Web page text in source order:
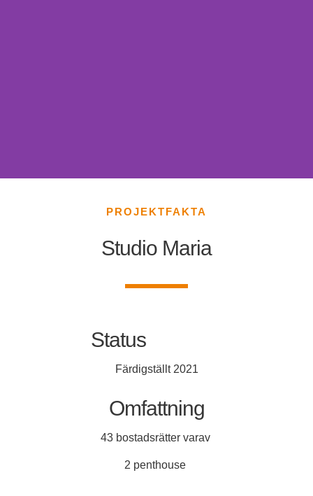
PROJEKTFAKTA
Studio Maria
Status
Färdigställt 2021
Omfattning
43 bostadsrätter varav
2 penthouse